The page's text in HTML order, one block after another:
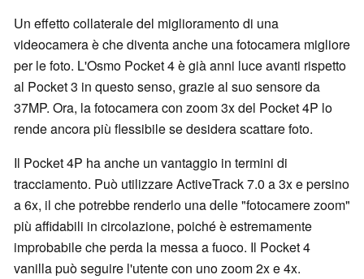
Un effetto collaterale del miglioramento di una
videocamera è che diventa anche una fotocamera migliore
per le foto. L'Osmo Pocket 4 è già anni luce avanti rispetto
al Pocket 3 in questo senso, grazie al suo sensore da
37MP. Ora, la fotocamera con zoom 3x del Pocket 4P lo
rende ancora più flessibile se desidera scattare foto.
Il Pocket 4P ha anche un vantaggio in termini di
tracciamento. Può utilizzare ActiveTrack 7.0 a 3x e persino
a 6x, il che potrebbe renderlo una delle "fotocamere zoom"
più affidabili in circolazione, poiché è estremamente
improbabile che perda la messa a fuoco. Il Pocket 4
vanilla può seguire l'utente con uno zoom 2x e 4x.